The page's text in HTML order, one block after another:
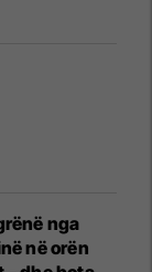
nga
në orën